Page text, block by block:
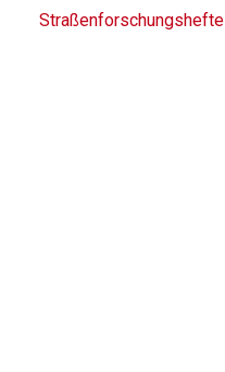
Straßenforschungshefte